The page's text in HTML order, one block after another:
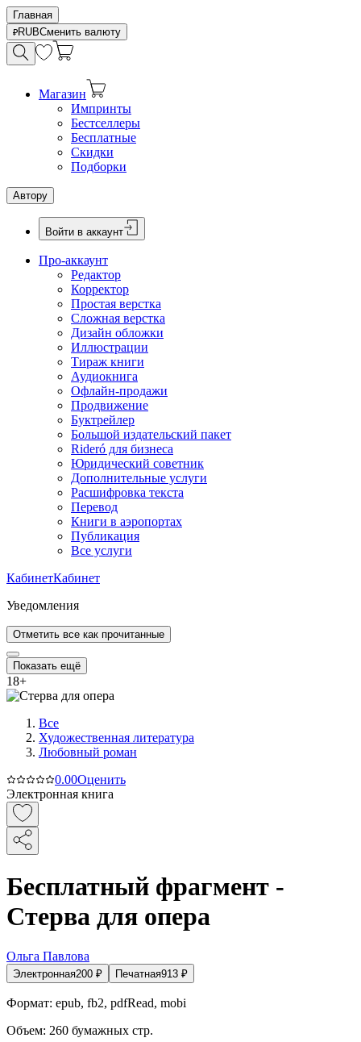
Главная
RUBСменить валюту
Магазин
Импринты
Бестселлеры
Бесплатные
Скидки
Подборки
Автору
Войти в аккаунт
Про-аккаунт
Редактор
Корректор
Простая верстка
Сложная верстка
Дизайн обложки
Иллюстрации
Тираж книги
Аудиокнига
Офлайн-продажи
Продвижение
Буктрейлер
Большой издательский пакет
Rideró для бизнеса
Юридический советник
Дополнительные услуги
Расшифровка текста
Перевод
Книги в аэропортах
Публикация
Все услуги
КабинетКабинет
Уведомления
Отметить все как прочитанные
Показать ещё
18+
Все
Художественная литература
Любовный роман
0.00Оценить
Электронная книга
Бесплатный фрагмент -
Стерва для опера
Ольга Павлова
Электронная200 ₽ Печатная913 ₽
Формат: epub, fb2, pdfRead, mobi
Объем: 260 бумажных стр.